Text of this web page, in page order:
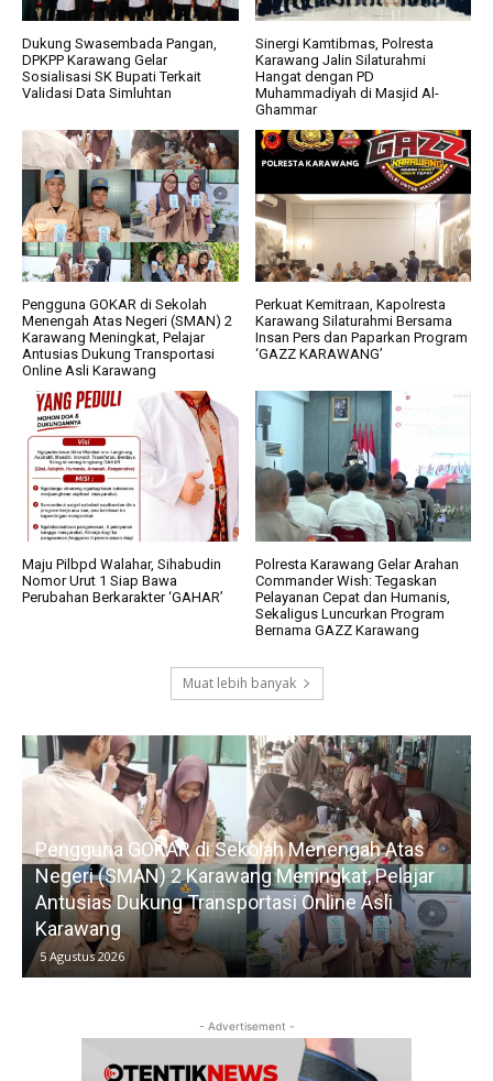
Dukung Swasembada Pangan,
DPKPP Karawang Gelar
Sosialisasi SK Bupati Terkait
Validasi Data Simluhtan
Sinergi Kamtibmas, Polresta
Karawang Jalin Silaturahmi
Hangat dengan PD
Muhammadiyah di Masjid Al-
Ghammar
Pengguna GOKAR di Sekolah
Menengah Atas Negeri (SMAN) 2
Karawang Meningkat, Pelajar
Antusias Dukung Transportasi
Online Asli Karawang
Perkuat Kemitraan, Kapolresta
Karawang Silaturahmi Bersama
Insan Pers dan Paparkan Program
‘GAZZ KARAWANG’
Maju Pilbpd Walahar, Sihabudin
Nomor Urut 1 Siap Bawa
Perubahan Berkarakter ‘GAHAR’
Polresta Karawang Gelar Arahan
Commander Wish: Tegaskan
Pelayanan Cepat dan Humanis,
Sekaligus Luncurkan Program
Bernama GAZZ Karawang
Muat lebih banyak
Pengguna GOKAR di Sekolah Menengah Atas
Negeri (SMAN) 2 Karawang Meningkat, Pelajar
Antusias Dukung Transportasi Online Asli
Karawang
5 Agustus 2026
- Advertisement -